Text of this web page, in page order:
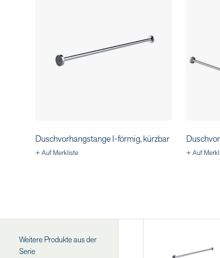
Duschvorhangstange I-förmig, kürzbar
+ Auf Merkliste + Auf
Weitere Produkte aus der
Serie